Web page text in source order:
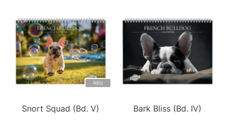
NEU
Snort Squad (Bd. V) Bark Bliss (Bd. IV)